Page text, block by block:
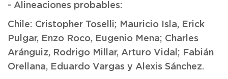
- Alineaciones probables:
Chile: Cristopher Toselli; Mauricio Isla, Erick
Pulgar, Enzo Roco, Eugenio Mena; Charles
Aránguiz, Rodrigo Millar, Arturo Vidal; Fabián
Orellana, Eduardo Vargas y Alexis Sánchez.